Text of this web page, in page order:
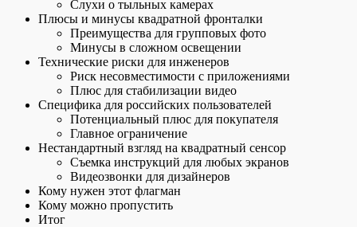
Слухи о тыльных камерах
Плюсы и минусы квадратной фронталки
Преимущества для групповых фото
Минусы в сложном освещении
Технические риски для инженеров
Риск несовместимости с приложениями
Плюс для стабилизации видео
Специфика для российских пользователей
Потенциальный плюс для покупателя
Главное ограничение
Нестандартный взгляд на квадратный сенсор
Съемка инструкций для любых экранов
Видеозвонки для дизайнеров
Кому нужен этот флагман
Кому можно пропустить
Итог